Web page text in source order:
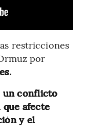
restricciones
por
un conflicto
afecte
y el